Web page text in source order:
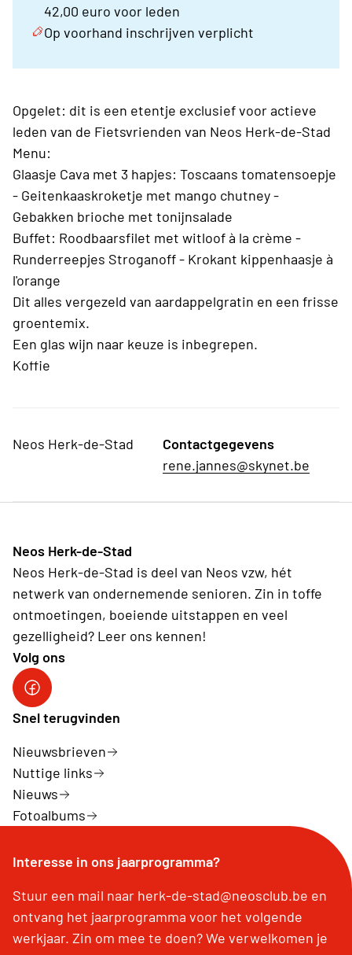
42,00 euro voor leden
Op voorhand inschrijven verplicht
Opgelet: dit is een etentje exclusief voor actieve
leden van de Fietsvrienden van Neos Herk-de-Stad
Menu:
Glaasje Cava met 3 hapjes: Toscaans tomatensoepje
- Geitenkaaskroketje met mango chutney -
Gebakken brioche met tonijnsalade
Buffet: Roodbaarsfilet met witloof à la crème -
Runderreepjes Stroganoff - Krokant kippenhaasje à
l'orange
Dit alles vergezeld van aardappelgratin en een frisse
groentemix.
Een glas wijn naar keuze is inbegrepen.
Koffie
Neos Herk-de-Stad
Contactgegevens
rene.jannes@skynet.be
Neos Herk-de-Stad
Neos Herk-de-Stad is deel van Neos vzw, hét
netwerk van ondernemende senioren. Zin in toffe
ontmoetingen, boeiende uitstappen en veel
gezelligheid? Leer ons kennen!
Volg ons
Facebook Herk-de-Stad
Snel terugvinden
Nieuwsbrieven
Nuttige links
Nieuws
Fotoalbums
Interesse in ons jaarprogramma?
Stuur een mail naar herk-de-stad@neosclub.be en
ontvang het jaarprogramma voor het volgende
werkjaar. Zin om mee te doen? We verwelkomen je